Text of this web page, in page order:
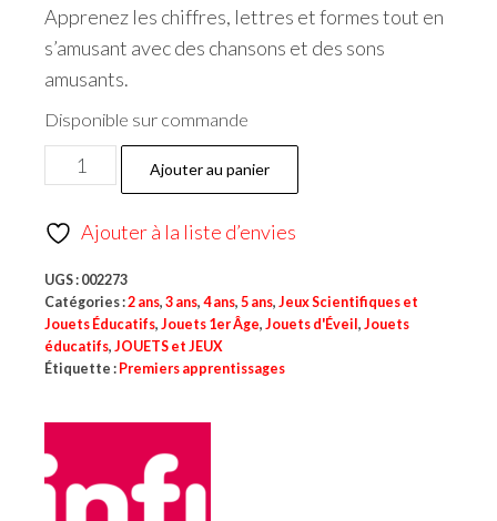
Apprenez les chiffres, lettres et formes tout en
s’amusant avec des chansons et des sons
amusants.
Disponible sur commande
Ajouter au panier
Ajouter à la liste d’envies
UGS : 002273
Catégories :2 ans, 3 ans, 4 ans, 5 ans, Jeux Scientifiques et
Jouets Éducatifs, Jouets 1er Âge, Jouets d'Éveil , Jouets
éducatifs, JOUETS et JEUX
Étiquette : Premiers apprentissages